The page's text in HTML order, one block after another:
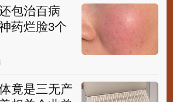
包治百病
药烂脸3个
竟是三无产